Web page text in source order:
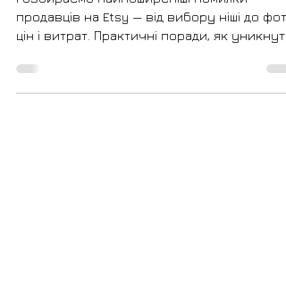
Etsy: як їх уникнути у 2026 році
Розбираємо найпоширеніші помилки
цін і витрат. Практичні поради, як уникнути
їх і збільшити продажі.